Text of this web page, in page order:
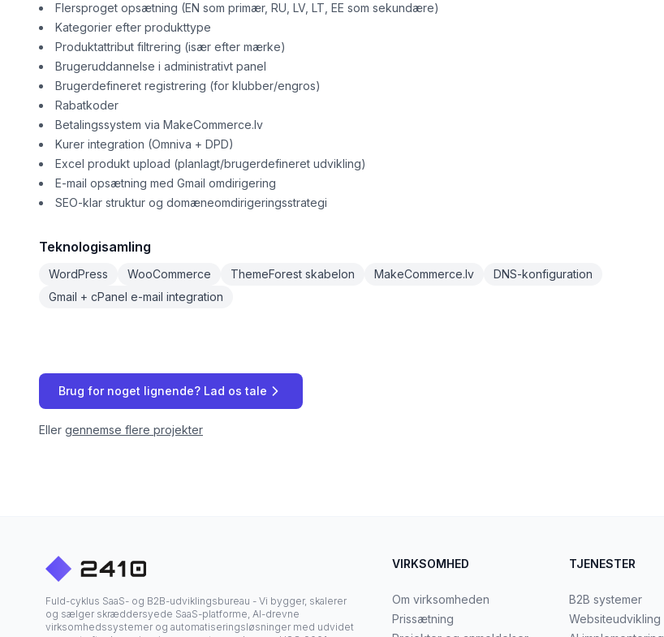
Flersproget opsætning (EN som primær, RU, LV, LT, EE som sekundære)
Kategorier efter produkttype
Produktattribut filtrering (især efter mærke)
Brugeruddannelse i administrativt panel
Brugerdefineret registrering (for klubber/engros)
Rabatkoder
Betalingssystem via MakeCommerce.lv
Kurer integration (Omniva + DPD)
Excel produkt upload (planlagt/brugerdefineret udvikling)
E-mail opsætning med Gmail omdirigering
SEO-klar struktur og domæneomdirigeringsstrategi
Teknologisamling
WordPress WooCommerce ThemeForest skabelon MakeCommerce.lv
DNS-konfiguration
Gmail + cPanel e-mail integration
Brug for noget lignende? Lad os tale
Eller gennemse flere projekter
Fuld-cyklus SaaS- og B2B-udviklingsbureau - Vi bygger, skalerer
og sælger skræddersyede SaaS-platforme, AI-drevne
virksomhedssystemer og automatiseringsløsninger med udvidet
VIRKSOMHED
Om virksomheden
Prissætning
TJENESTER
B2B systemer
Websiteudvikling